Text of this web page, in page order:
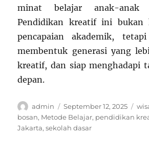
minat belajar anak-
Pendidikan kreatif ini bukan
pencapaian akademik,
membentuk generasi yang
kreatif, dan siap menghadapi
depan.
Author
admin
Posted
on
September 12, 2025
bosan, Metode Belajar, pendidikan
Jakarta,sekolah dasar